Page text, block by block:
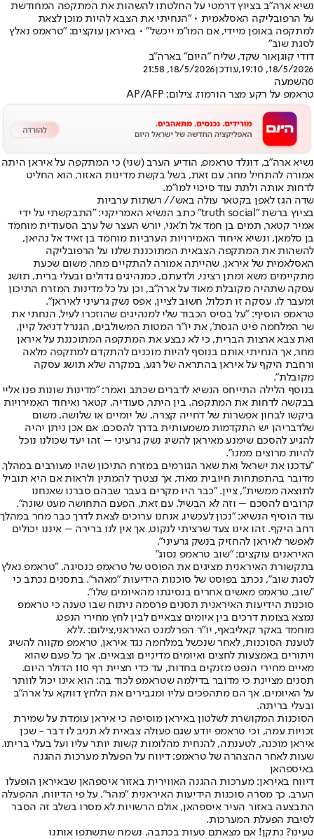
נשיא ארה"ב בציוץ דרמטי על החלטתו להשהות את המתקפה המחודשת
על הרפובליקה האסלאמית • "הנחיתי את הצבא להיות מוכן לצאת
למתקפה באופן מיידי, אם המו"מ ייכשל" • באיראן עוקצים: "טראמפ נאלץ
לסגת שוב"
דודי קוגןאור שקד, שליח "היום" בארה"ב
18/5/2026, 19:10
,עודכן18/5/2026, 21:58
0השמעה
טראמפ על רקע מצר הורמוז. צילום: AP/AFP
נשיא ארה"ב, דונלד טראמפ, הודיע הערב (שני) כי המתקפה על איראן היתה
אמורה להתחיל מחר. עם זאת, בשל בקשת מדינות האזור, הוא החליט
לדחות אותה ולתת עוד סיכוי למו"מ.
שדה הגז לאפן בקטאר עולה באש// רשתות ערביות
בציוץ ברשת "truth social" כתב הנשיא האמריקני: "התבקשתי על ידי
אמיר קטאר, תמים בן חמד אל ת’אני, יורש העצר של ערב הסעודית מוחמד
בן סלמאן, ונשיא איחוד האמירויות הערביות מוחמד בן זאיד אל נהיאן,
להשהות את המתקפה הצבאית המתוכננת שלנו על הרפובליקה
האסלאמית של איראן, שהייתה אמורה להתקיים מחר, משום שכעת
מתקיימים משא ומתן רציני, ולדעתם, כמנהיגים גדולים ובעלי ברית, תושג
עסקה שתהיה מקובלת מאוד על ארה"ב, וכן על כל מדינות המזרח התיכון
ומעבר לו. עסקה זו תכלול, חשוב לציין, אפס נשק גרעיני לאיראן".
טראמפ הוסיף: "על בסיס הכבוד שלי למנהיגים שהוזכרו לעיל, הנחתי את
שר המלחמה פיט הגסת’, את יו”ר המטות המשולבים, הגנרל דניאל קיין,
ואת צבא ארצות הברית, כי לא נבצע את המתקפה המתוכננת על איראן
מחר, אך הנחיתי אותם בנוסף להיות מוכנים להתקדם למתקפה מלאה
ורחבת היקף על איראן בהתראה של רגע, במקרה שלא תושג עסקה
מקובלת".
בנוסף הלילה התייחס הנשיא לדברים שכתב ואמר: "מדינות שונות פנו אליי
בבקשה לדחות את המתקפה. בין היתר, סעודיה, קטאר ואיחוד האמירויות
ביקשו לבחון אפשרות של דחייה קצרה, של יומיים או שלושה, משום
שלדבריהן יש התקדמות משמעותית בדרך להסכם. אם אכן ניתן יהיה
להגיע להסכם שימנע מאיראן להשיג נשק גרעיני – זהו יעד שכולנו נוכל
להיות מרוצים ממנו".
"עדכנו את ישראל ואת שאר הגורמים במזרח התיכון שהיו מעורבים במהלך.
מדובר בהתפתחות חיובית מאוד, אך נצטרך להמתין ולראות אם היא תוביל
לתוצאה ממשית", ציין. "כבר היו מקרים בעבר שבהם סברנו שאנחנו
קרובים להסכם – וזה לא הבשיל. עם זאת, הפעם התחושה מעט שונה".
עוד הוסיף הנשיא: "נכון לעכשיו, אנחנו ערוכים לצאת לדרך כבר מחר במהלך
רחב היקף. זהו אינו צעד שרציתי לנקוט, אך אין לנו ברירה – איננו יכולים
לאפשר לאיראן להחזיק בנשק גרעיני".
האיראנים עוקצים: "שוב טראמפ נסוג"
בתקשורת האיראנית מציגים את הפוסט של טראמפ כנסיגה. "טראמפ נאלץ
לסגת שוב", נכתב בפוסט של סוכנות הידיעות "מאהר". בתסנים נכתב כי
"שוב, טראמפ מאשים אחרים בנסיגתו מהאיומים שלו".
סוכנות הידיעות האיראנית תסנים פרסמה ניתוח שבו טענה כי טראמפ
נמצא בצומת דרכים בין איומים צבאיים לבין לחץ מחירי הנפט.
מוחמד באקר קאליבאף, יו"ר הפרלמנט האיראני,צילום: .ללא
לטענת הסוכנות, לאחר שנכשל במלחמה נגד איראן, טראמפ מקווה להשיג
ויתורים באמצעות לחצים ואיומים מדיניים וצבאיים, אך כל פעם שהוא
מאיים מחירי הנפט מזנקים בחדות, עד כדי חציית רף 110 הדולר היום.
תסנים מציינת כי מדובר בדילמה שטראמפ לכוד בה: הוא אינו יכול לוותר
על האיומים, אך הם מתהפכים עליו ומגבירים את הלחץ דווקא על ארה"ב
ובעלי בריתה.
הסוכנות המקושרת לשלטון באיראן מוסיפה כי איראן עומדת על שמירת
זכויות עמה, וכי טראמפ יודע שגם פעולה צבאית לא תניב לו דבר - שכן
איראן מוכנה, לטענתה, להנחית מהלומות קשות יותר עליו ועל בעלי בריתו.
שעות לאחר ההצהרה של טראמפ: דיווח על הפעלת מערכות ההגנה
באיספהאן
דיווח באיראן: מערכות ההגנה האווירית באזור איספהאן שבאיראן הופעלו
הערב, כך מסרה סוכנות הידיעות האיראנית "מהר". על פי הדיווח, ההפעלה
התבצעה באזור העיר איספהאן, אולם הרשויות לא מסרו בשלב זה הסבר
לסיבת הפעלת המערכות.
טעינו? נתקן! אם מצאתם טעות בכתבה, נשמח שתשתפו אותנו